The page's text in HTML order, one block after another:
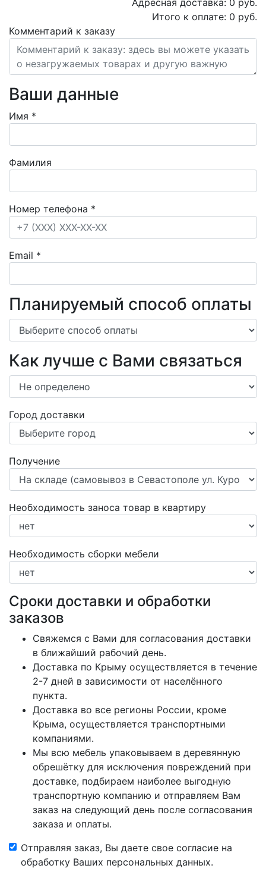
Итого к оплате: 0 руб.
Комментарий к заказу
Ваши данные
Имя *
Фамилия
Номер телефона *
Email *
Планируемый способ оплаты
Как лучше с Вами связаться
Город доставки
Получение
Необходимость заноса товар в квартиру
Необходимость сборки мебели
Сроки доставки и обработки
заказов
Свяжемся с Вами для согласования доставки
в ближайший рабочий день.
Доставка по Крыму осуществляется в течение
2-7 дней в зависимости от населённого
пункта.
Доставка во все регионы России, кроме
Крыма, осуществляется транспортными
компаниями.
Мы всю мебель упаковываем в деревянную
обрешётку для исключения повреждений при
доставке, подбираем наиболее выгодную
транспортную компанию и отправляем Вам
заказ на следующий день после согласования
заказа и оплаты.
Отправляя заказ, Вы даете свое согласие на
обработку Ваших персональных данных.